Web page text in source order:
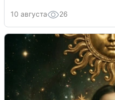
10 августа 26